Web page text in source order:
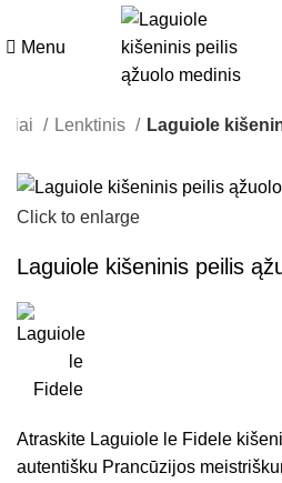
Menu
Lenktinis Laguiole
Click to enlarge
Laguiole kišeninis peilis
Atraskite Laguiole le Fidele
autentišku Prancūzijos